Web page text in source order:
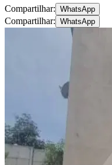
Compartilhar: WhatsApp
Compartilhar: WhatsApp